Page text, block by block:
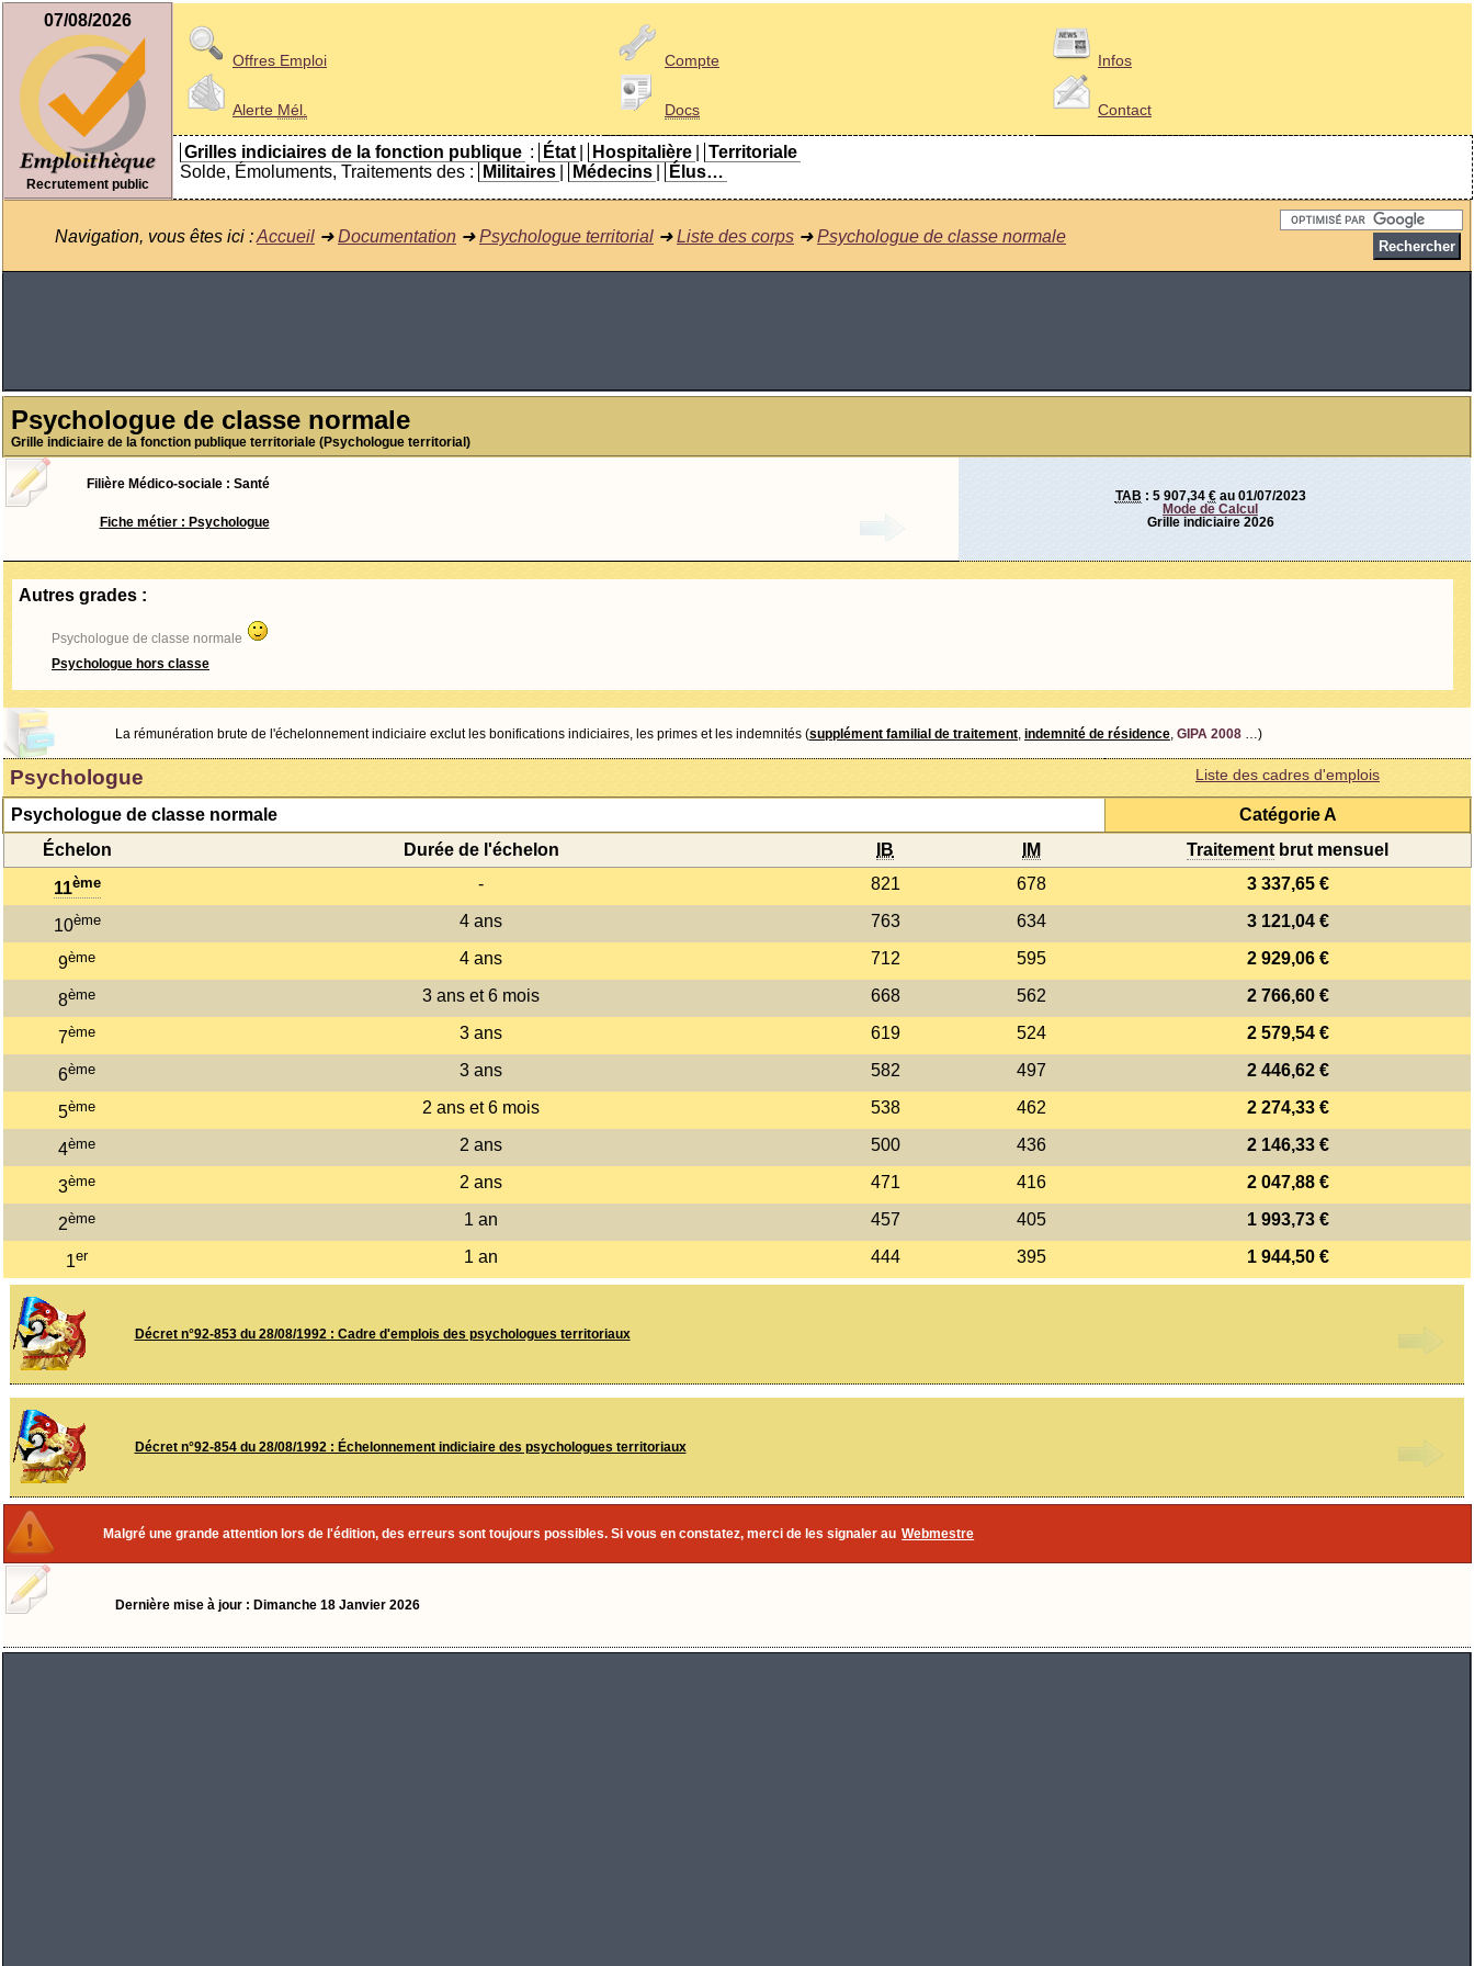
07/08/2026
Recrutement public
Offres Emploi
Alerte Mél.
Compte
Docs
Infos
Contact
Grilles indiciaires de la fonction publique : État Hospitalière
Territoriale
Solde, Émoluments, Traitements des :
Militaires Médecins Élus…
Navigation, vous êtes ici :Accueil ➜Documentation ➜Psychologue territorial ➜Liste des corps ➜Psychologue de classe normale
Psychologue de classe normale
Grille indiciaire de la fonction publique territoriale (Psychologue territorial)
Filière Médico-sociale : Santé
Fiche métier : Psychologue
TAB : 5 907,34 €au 01/07/2023
Mode de Calcul
Grille indiciaire 2026
Autres grades :
Psychologue de classe normale
Psychologue hors classe
La rémunération brute de l'échelonnement indiciaire exclut les bonifications indiciaires, les primes et les indemnités (supplément familial de traitement indemnité de résidence GIPA 2008 …)
Psychologue Liste des cadres d'emplois
Psychologue de classe normale
Catégorie A
Échelon
Durée de l'échelon IB IM Traitement brut mensuel
11ème - 821 678 3 337,65 €
10ème 4 ans 763 634 3 121,04 €
9ème 4 ans 712 595 2 929,06 €
8ème 3 ans et 6 mois 668 562 2 766,60 €
7ème 3 ans 619 524 2 579,54 €
6ème 3 ans 582 497 2 446,62 €
5ème 2 ans et 6 mois 538 462 2 274,33 €
4ème 2 ans 500 436 2 146,33 €
3ème 2 ans 471 416 2 047,88 €
2ème 1 an 457 405 1 993,73 €
1er 1 an 444 395 1 944,50 €
Décret n°92-853 du 28/08/1992 : Cadre d'emplois des psychologues territoriaux
Décret n°92-854 du 28/08/1992 : Échelonnement indiciaire des psychologues territoriaux
Malgré une grande attention lors de l'édition, des erreurs sont toujours possibles. Si vous en constatez, merci de les signaler au Webmestre
Dernière mise à jour : Dimanche 18 Janvier 2026